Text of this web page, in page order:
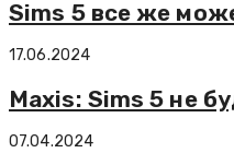
Sims 5 все же
17.06.2024
Maxis: Sims 5 не
07.04.2024